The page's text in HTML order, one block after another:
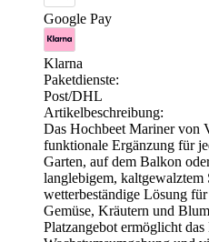
Google Pay
Klarna
Paketdienste:
Post/DHL
Artikelbeschreibung:
Das Hochbeet Mariner von
funktionale Ergänzung für
Garten, auf dem Balkon
langlebigem, kaltgewalztem
wetterbeständige Lösung
Gemüse, Kräutern und
Platzangebot ermöglicht